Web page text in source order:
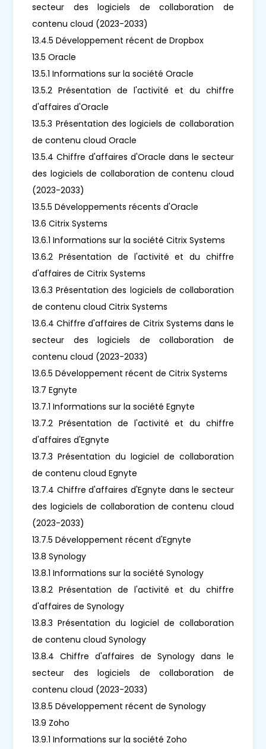
secteur des logiciels de collaboration de
contenu cloud (2023-2033)
13.4.5 Développement récent de Dropbox
13.5 Oracle
13.5.1 Informations sur la société Oracle
13.5.2 Présentation de l'activité et du chiffre
d'affaires d'Oracle
13.5.3 Présentation des logiciels de collaboration
de contenu cloud Oracle
13.5.4 Chiffre d'affaires d'Oracle dans le secteur
des logiciels de collaboration de contenu cloud
(2023-2033)
13.5.5 Développements récents d'Oracle
13.6 Citrix Systems
13.6.1 Informations sur la société Citrix Systems
13.6.2 Présentation de l'activité et du chiffre
d'affaires de Citrix Systems
13.6.3 Présentation des logiciels de collaboration
de contenu cloud Citrix Systems
13.6.4 Chiffre d'affaires de Citrix Systems dans le
secteur des logiciels de collaboration de
contenu cloud (2023-2033)
13.6.5 Développement récent de Citrix Systems
13.7 Egnyte
13.7.1 Informations sur la société Egnyte
13.7.2 Présentation de l'activité et du chiffre
d'affaires d'Egnyte
13.7.3 Présentation du logiciel de collaboration
de contenu cloud Egnyte
13.7.4 Chiffre d'affaires d'Egnyte dans le secteur
des logiciels de collaboration de contenu cloud
(2023-2033)
13.7.5 Développement récent d'Egnyte
13.8 Synology
13.8.1 Informations sur la société Synology
13.8.2 Présentation de l'activité et du chiffre
d'affaires de Synology
13.8.3 Présentation du logiciel de collaboration
de contenu cloud Synology
13.8.4 Chiffre d'affaires de Synology dans le
secteur des logiciels de collaboration de
contenu cloud (2023-2033)
13.8.5 Développement récent de Synology
13.9 Zoho
13.9.1 Informations sur la société Zoho